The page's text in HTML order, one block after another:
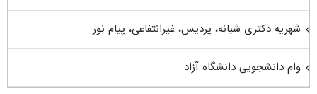
شهریه دکتری شبانه، پردیس، غیرانتفاعی، پیام نور
وام دانشجویی دانشگاه آزاد